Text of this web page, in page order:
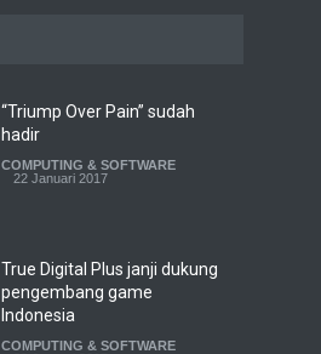
“Triump Over Pain” sudah
hadir
COMPUTING & SOFTWARE
22 Januari 2017
True Digital Plus janji dukung
pengembang game
Indonesia
COMPUTING & SOFTWARE